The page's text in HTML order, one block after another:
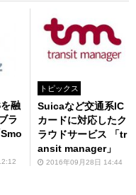
融
ラ
トピックス
Suicaなど交通系IC
カードに対応したク
ラウドサービス 「tr
ansit manager」
2016年09月28日 14:44